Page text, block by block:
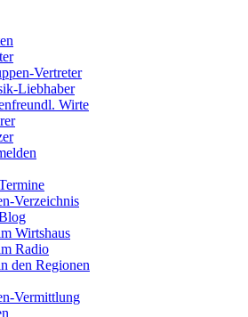
Vertreter
Liebhaber
Wirte
Verzeichnis
Wirtshaus
Radio
den Regionen
Vermittlung